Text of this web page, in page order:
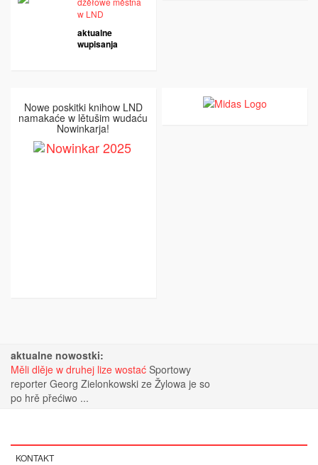
w LND
aktualne
wupisanja
Nowe poskitki knihow LND
namakaće w lětušim wudaću
Nowinkarja!
aktualne nowostki:
Měli dlěje w druhej lize wostać Sportowy
reporter Georg Zielonkowski ze Žylowa je so
po hrě přećiwo ...
KONTAKT